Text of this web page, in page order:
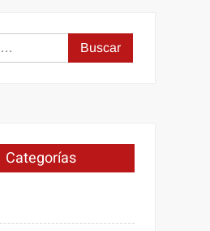
Buscar:
Categorías